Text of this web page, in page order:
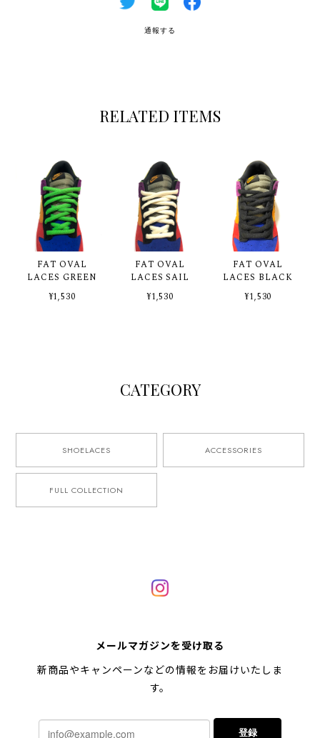
通報する
RELATED ITEMS
FAT OVAL
LACES GREEN
¥1,530
FAT OVAL
LACES SAIL
¥1,530
FAT OVAL
LACES BLACK
¥1,530
CATEGORY
SHOELACES ACCESSORIES
FULL COLLECTION
メールマガジンを受け取る
新商品やキャンペーンなどの情報をお届けいたしま
す。
登録